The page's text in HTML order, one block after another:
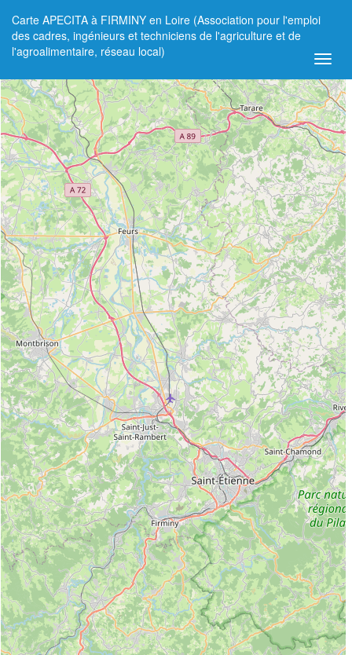
Carte APECITA à FIRMINY en Loire (Association pour l'emploi
des cadres, ingénieurs et techniciens de l'agriculture et de
l'agroalimentaire, réseau local)
+
−